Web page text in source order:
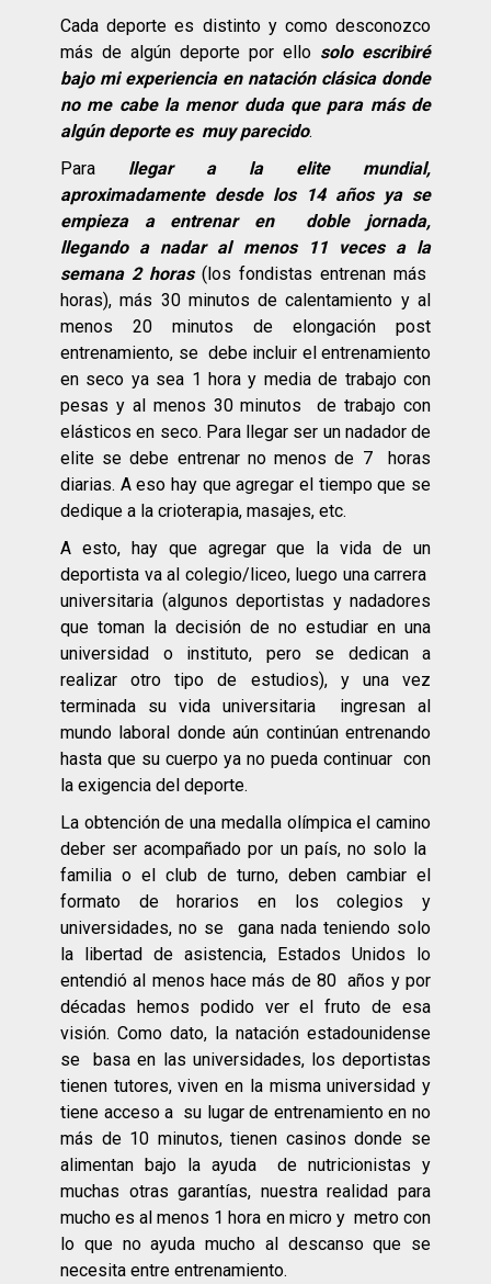
Cada deporte es distinto y como desconozco
más de algún deporte por ello solo escribiré
bajo mi experiencia en natación clásica donde
no me cabe la menor duda que para más de
algún deporte es muy parecido.
Para llegar a la elite mundial,
aproximadamente desde los 14 años ya se
empieza a entrenar en doble jornada,
llegando a nadar al menos 11 veces a la
semana 2 horas(los fondistas entrenan más
horas), más 30 minutos de calentamiento y al
menos 20 minutos de elongación post
entrenamiento, se debe incluir el entrenamiento
en seco ya sea 1 hora y media de trabajo con
pesas y al menos 30 minutos de trabajo con
elásticos en seco. Para llegar ser un nadador de
elite se debe entrenar no menos de 7 horas
diarias. A eso hay que agregar el tiempo que se
dedique a la crioterapia, masajes, etc.
A esto, hay que agregar que la vida de un
deportista va al colegio/liceo, luego una carrera
universitaria (algunos deportistas y nadadores
que toman la decisión de no estudiar en una
universidad o instituto, pero se dedican a
realizar otro tipo de estudios), y una vez
terminada su vida universitaria ingresan al
mundo laboral donde aún continúan entrenando
hasta que su cuerpo ya no pueda continuar con
la exigencia del deporte.
La obtención de una medalla olímpica el camino
deber ser acompañado por un país, no solo la
familia o el club de turno, deben cambiar el
formato de horarios en los colegios y
universidades, no se gana nada teniendo solo
la libertad de asistencia, Estados Unidos lo
entendió al menos hace más de 80 años y por
décadas hemos podido ver el fruto de esa
visión. Como dato, la natación estadounidense
se basa en las universidades, los deportistas
tienen tutores, viven en la misma universidad y
tiene acceso a su lugar de entrenamiento en no
más de 10 minutos, tienen casinos donde se
alimentan bajo la ayuda de nutricionistas y
muchas otras garantías, nuestra realidad para
mucho es al menos 1 hora en micro y metro con
lo que no ayuda mucho al descanso que se
necesita entre entrenamiento.